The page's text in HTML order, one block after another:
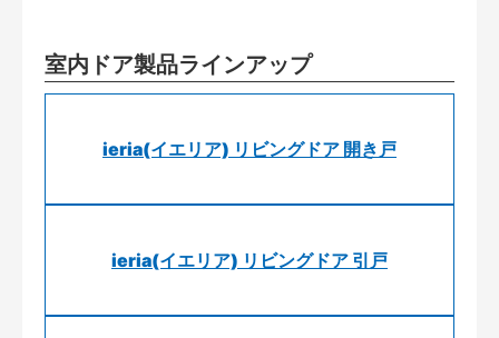
室内ドア製品ラインアップ
ieria(イエリア) リビングドア 開き戸
ieria(イエリア) リビングドア 引戸